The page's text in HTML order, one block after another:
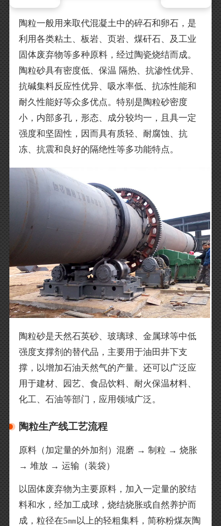
陶粒一般用来取代混凝土中的碎石和卵石，是
利用各类粘土、板岩、页岩、煤矸石、及工业
固体废弃物等多种原料，经过陶瓷烧结而成。
陶粒砂具有密度低、保温 隔热、抗渗性优异、
抗碱集料反应性优异、吸水率低、抗冻性能和
耐久性能好等众多优点。特别是陶粒砂密度
小，内部多孔，形态、成分较均一，且具一定
强度和坚固性，因而具有质轻、耐腐蚀、抗
冻、抗震和良好的隔绝性等多功能特点。
陶粒砂是天然石英砂、玻璃球、金属球等中低
强度支撑剂的替代品，主要用于油田井下支
撑，以增加石油天然气的产量。还可以广泛应
用于建材、园艺、食品饮料、耐火保温材料、
化工、石油等部门，应用领域广泛。
陶粒生产线工艺流程
原料（加定量的外加剂）混磨 → 制粒 → 烧胀
→ 堆放 → 运输（装袋）
以固体废弃物为主要原料，加入一定量的胶结
料和水，经加工成球，烧结烧胀或自然养护而
成，粒径在5㎜以上的轻粗集料，简称粉煤灰陶